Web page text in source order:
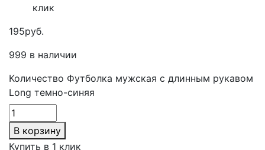
клик
195руб.
999 в наличии
Количество Футболка мужская с длинным рукавом
Long темно-синяя
В корзину
Купить в 1 клик